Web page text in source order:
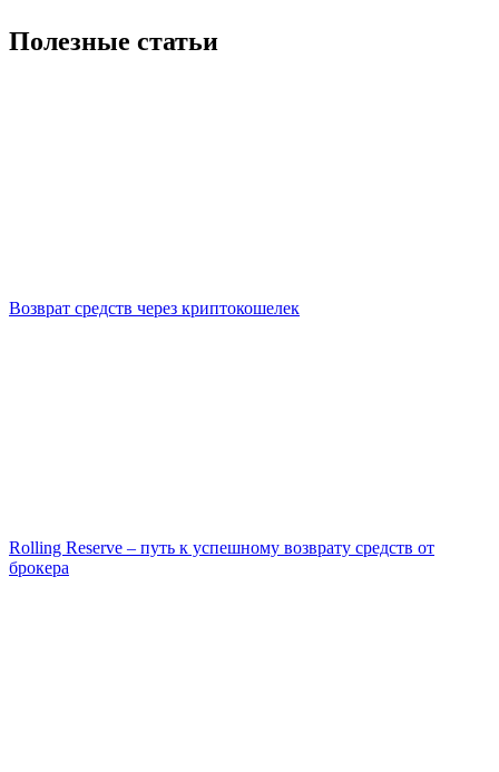
Полезные статьи
Возврат средств через криптокошелек
Rolling Reserve – путь к успешному возврату средств от
брокера